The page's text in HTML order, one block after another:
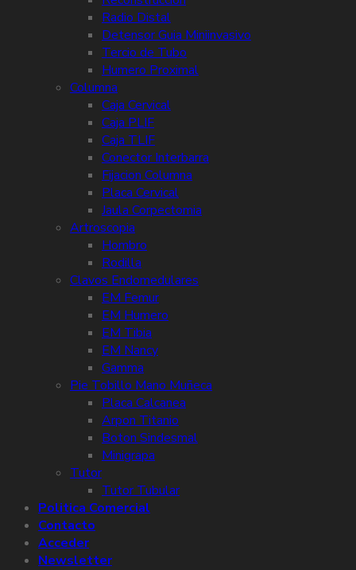
Radio Distal
Detensor Guia Miniinvasivo
Tercio de Tubo
Humero Proximal
Columna
Caja Cervical
Caja PLIF
Caja TLIF
Conector Interbarra
Fijacion Columna
Placa Cervical
Jaula Corpectomia
Artroscopia
Hombro
Rodilla
Clavos Endomedulares
EM Femur
EM Humero
EM Tibia
EM Nancy
Gamma
Pie Tobillo Mano Muñeca
Placa Calcanea
Arpon Titanio
Boton Sindesmal
Minigrapa
Tutor
Tutor Tubular
Politica Comercial
Contacto
Acceder
Newsletter